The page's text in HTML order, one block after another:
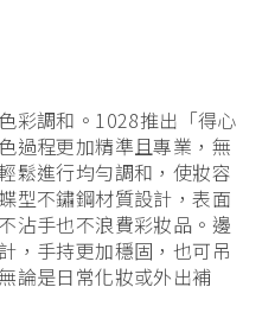
彩調和。1028推出「得心
過程更加精準且專業，無
鬆進行均勻調和，使妝容
型不鏽鋼材質設計，表面
沾手也不浪費彩妝品。邊
，手持更加穩固，也可吊
論是日常化妝或外出補